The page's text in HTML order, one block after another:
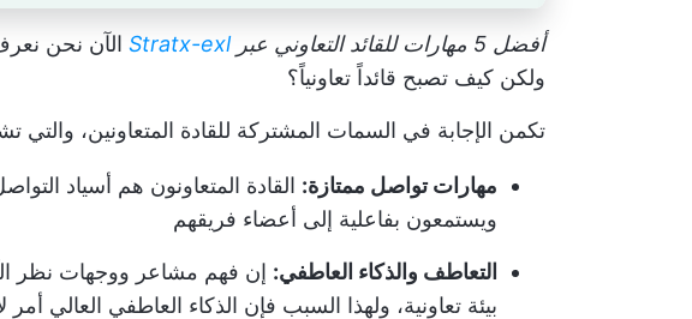
أفضل 5 مهارات للقائد التعاوني عبر Stratx-exl الآن نحن نعرف
ولكن كيف تصبح قائداً تعاونياً؟
تكمن الإجابة في السمات المشتركة للقادة المتعاونين، والتي
مهارات تواصل ممتازة: القادة المتعاونون هم أسياد
ويستمعون بفاعلية إلى أعضاء فريقهم
التعاطف والذكاء العاطفي: إن فهم مشاعر ووجهات نظر
بيئة تعاونية، ولهذا السبب فإن الذكاء العاطفي العالي أمر